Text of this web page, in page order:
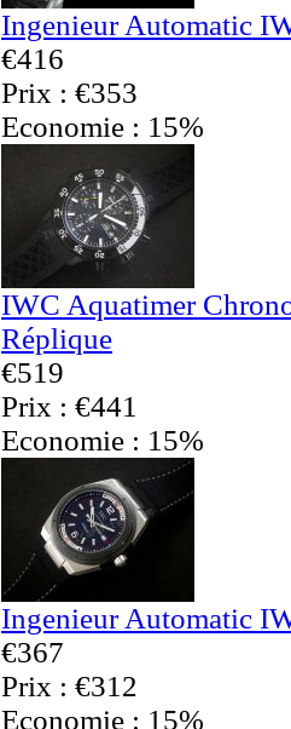
Ingenieur Automatic
€416
Prix : €353
Economie : 15%
IWC Aquatimer
Réplique
€519
Prix : €441
Economie : 15%
Ingenieur Automatic
€367
Prix : €312
Economie : 15%